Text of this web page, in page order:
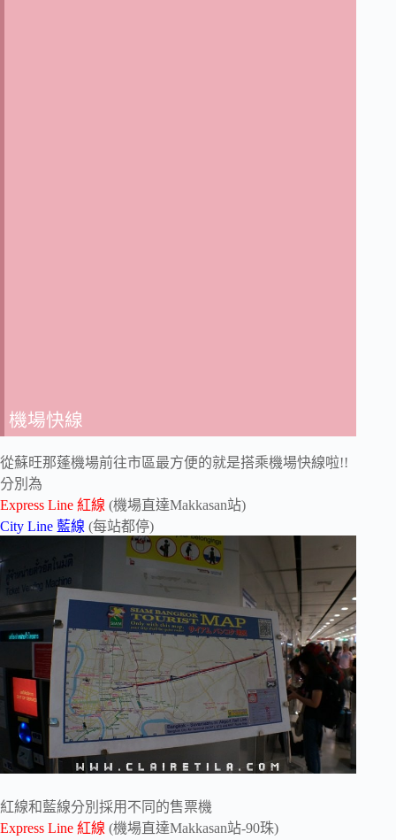
機場快線
從蘇旺那蓬機場前往市區最方便的就是搭乘機場快線啦!!
分別為
Express Line 紅線 (機場直達Makkasan站)
City Line 藍線 (每站都停)
紅線和藍線分別採用不同的售票機
Express Line 紅線 (機場直達Makkasan站-90珠)